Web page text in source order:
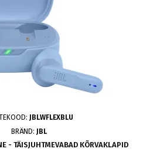
JBLWFLEXBLU
BRÄND: JBL
- TÄISJUHTMEVABAD KÕRVAKLAPID